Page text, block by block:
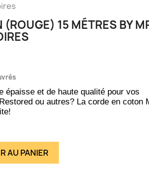
15 MÉTRES BY
épaisse et de haute qualité pour vos
ou autres? La corde en coton
AU PANIER